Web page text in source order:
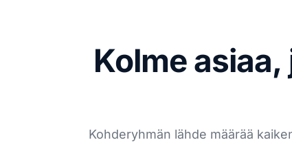
Kolme
Kohderyhmän lähde määrää